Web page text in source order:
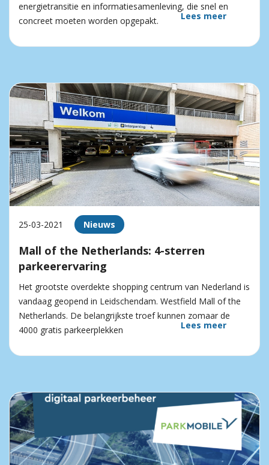
energietransitie en informatiesamenleving, die snel en
concreet moeten worden opgepakt.
Lees meer
25-03-2021 Nieuws
Mall of the Netherlands: 4-sterren
parkeerervaring
Het grootste overdekte shopping centrum van Nederland is
vandaag geopend in Leidschendam. Westfield Mall of the
Netherlands. De belangrijkste troef kunnen zomaar de
4000 gratis parkeerplekken
Lees meer